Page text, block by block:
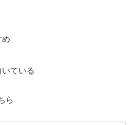
ている
ら